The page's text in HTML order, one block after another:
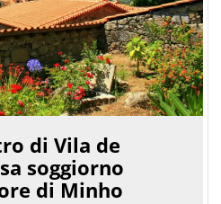
di Vila de
soggiorno
di Minho